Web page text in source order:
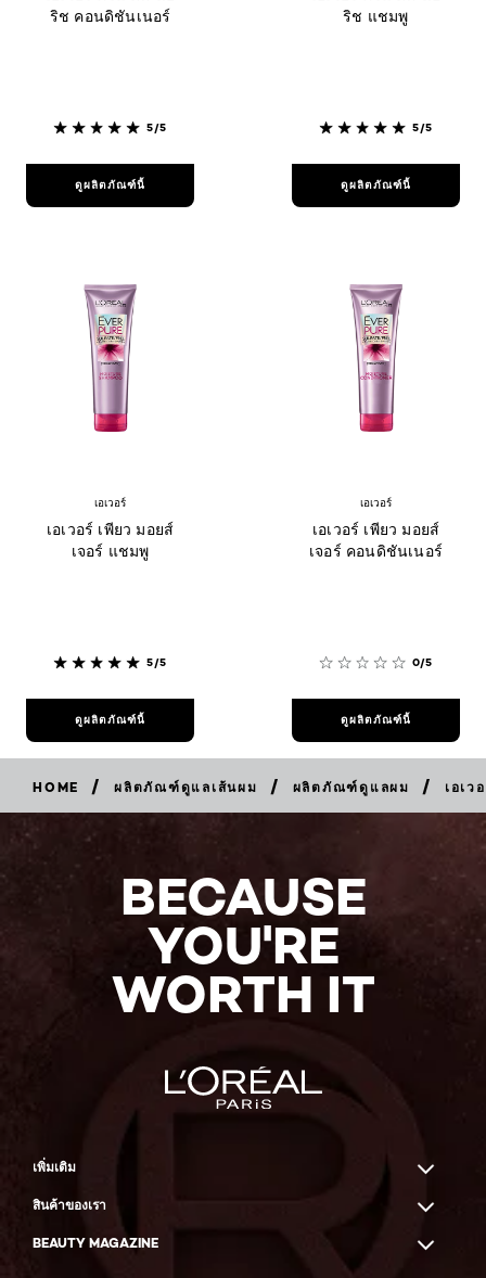
ริช คอนดิชันเนอร์
5/5
ดูผลิตภัณฑ์นี้
ริช แชมพู
5/5
ดูผลิตภัณฑ์นี้
เอเวอร์
เอเวอร์ เพียว มอยส์
เจอร์ แชมพู
5/5
ดูผลิตภัณฑ์นี้
เอเวอร์
เอเวอร์ เพียว มอยส์
เจอร์ คอนดิชันเนอร์
0/5
ดูผลิตภัณฑ์นี้
HOME / ผลิตภัณฑ์ดูแลเส้นผม / ผลิตภัณฑ์ดูแลผม / เอเว
BECAUSE
YOU'RE
WORTH IT
เพิ่มเติม
สินค้าของเรา
BEAUTY MAGAZINE